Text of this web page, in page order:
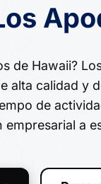
de Hawaii?
alta calidad y
de
empresarial a